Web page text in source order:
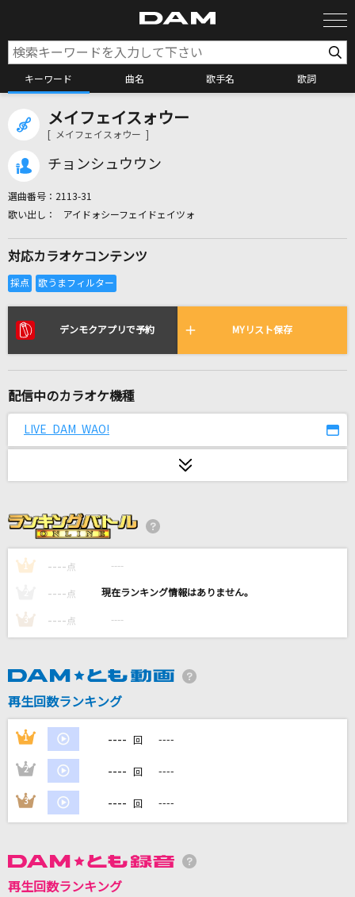
キーワード 曲名 歌手名 歌詞
カラオケ検索
リアルタイムで歌われている曲の一覧
Mellow Addiction
怪獣の花唄
コブクロ
優里
hide
BROKEN GAMES
FZMZ
[生音]楓
スピッツ
Aqours
メイフェイスォウー
[ メイフェイスォウー ]
チョンシュウウン
選曲番号： 2113-31
アイドォシーフェイドェイツォ
対応カラオケコンテンツ
デンモクアプリで予約 MYリスト保存
配信中のカラオケ機種
LIVE DAM WAO!
1 ---- 点 ----
---- 点 ----
3 ---- 点 ----
再生回数ランキング
1 ---- 回 ----
2 ---- 回 ----
3 ---- 回 ----
再生回数ランキング